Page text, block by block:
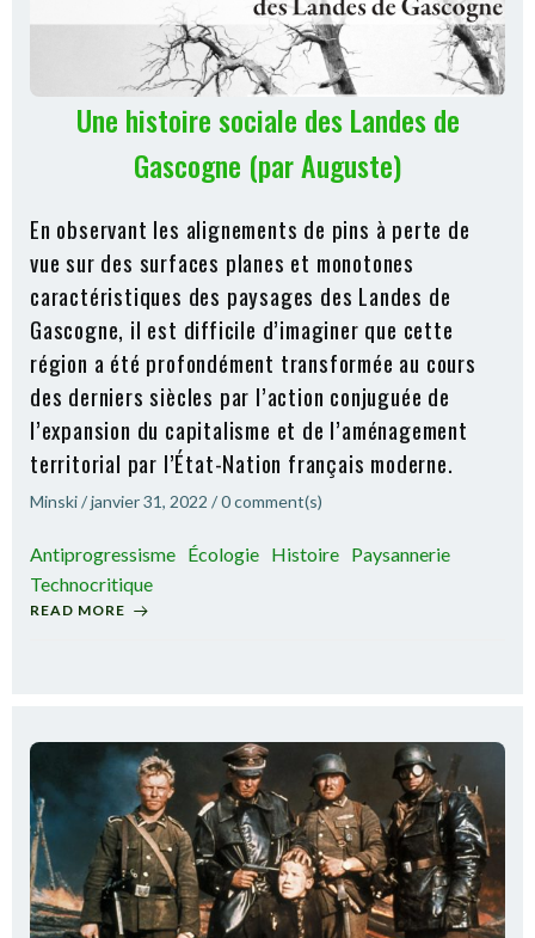
Une histoire sociale des Landes de
Gascogne (par Auguste)
En observant les alignements de pins à perte de
vue sur des surfaces planes et monotones
caractéristiques des paysages des Landes de
Gascogne, il est difficile d’imaginer que cette
région a été profondément transformée au cours
des derniers siècles par l’action conjuguée de
l’expansion du capitalisme et de l’aménagement
territorial par l’État-Nation français moderne.
Minski/janvier 31, 2022 /0comment(s)
Antiprogressisme Écologie Histoire Paysannerie
Technocritique
READ MORE